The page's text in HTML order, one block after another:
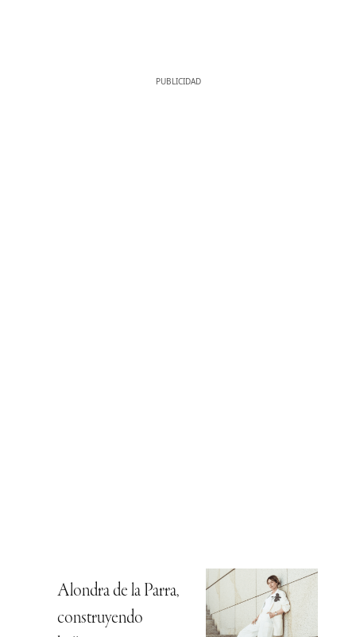
Alondra de la Parra,
construyendo